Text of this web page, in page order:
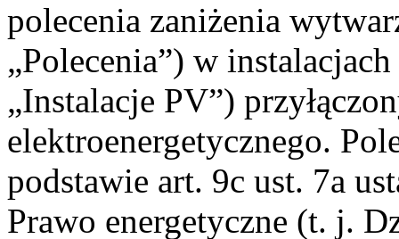
polecenia zaniżenia
„Polecenia”) w
„Instalacje PV”)
elektroenergetycznego.
podstawie art. 9c ust. 7a
Prawo energetyczne (t. j.